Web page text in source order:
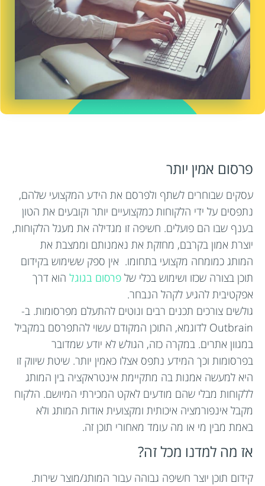
פרסום אמין יותר
עסקים שבוחרים לשתף ולפרסם את הידע המקצועי שלהם,
נתפסים על ידי הלקוחות כמקצועיים יותר וקובעים את הטון
בענף שבו הם פועלים. חשיפה זו מגדילה את מעגל הלקוחות,
יוצרת אמון בקרבם, מחזקת את נאמנותם וממצבת את
המותג כמומחה מקצועי בתחומו. אין ספק ששימוש בקידום
תוכן בצורה שכזו ושימוש בכלי של פרסום בגוגל הוא דרך
אפקטיבית להגיע לקהל הנבחר.
גולשים צורכים תכנים רבים ונוטים להתעלם מפרסומות. ב-
Outbrain לדוגמא, התוכן המקודם עשוי להתפרסם במקביל
במגוון אתרים. במקרה כזה, הגולש לא יודע שמדובר
בפרסומות וכך המידע נתפס אצלו כאמין יותר. שיטת שיווק זו
היא למעשה אמנות בה מתקיימת אינטראקציה בין המותג
ללקוחות מבלי שהם מודעים לאקט המכירתי המיושם. הלקוח
מקבל אינפורמציה איכותית ומקצועית אודות המותג ולא
באמת מבין מי או מה עומד מאחורי תוכן זה.
אז מה למדנו מכל זה?
קידום תוכן יוצר חשיפה גבוהה עבור המותג/מוצר שירות.